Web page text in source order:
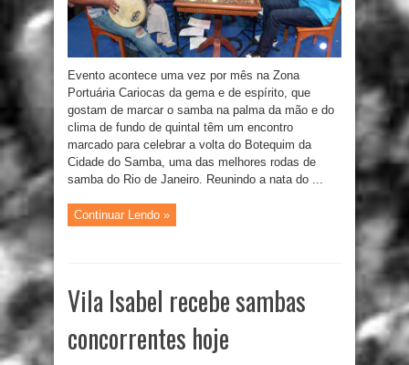
Evento acontece uma vez por mês na Zona
Portuária Cariocas da gema e de espírito, que
gostam de marcar o samba na palma da mão e do
clima de fundo de quintal têm um encontro
marcado para celebrar a volta do Botequim da
Cidade do Samba, uma das melhores rodas de
samba do Rio de Janeiro. Reunindo a nata do ...
Continuar Lendo »
Vila Isabel recebe sambas
concorrentes hoje